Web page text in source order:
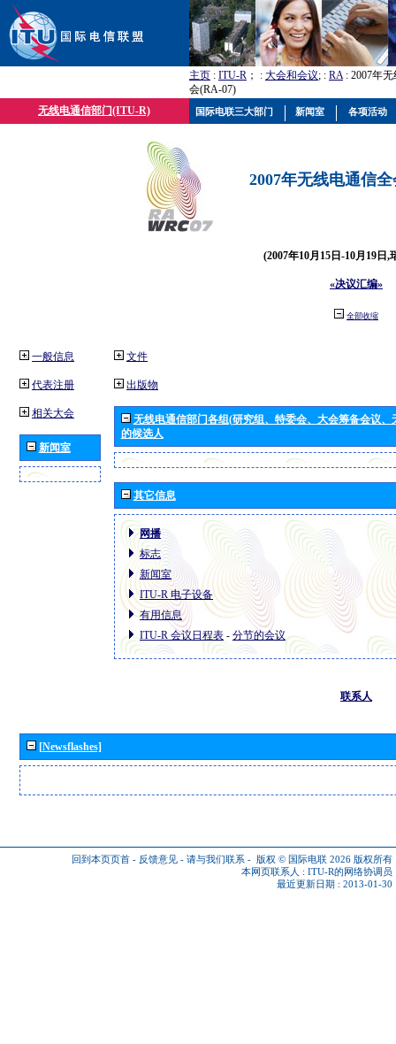
主页 : ITU-R ； : 大会和会议; : RA: 2007年
会(RA-07)
无线电通信部门(ITU-R)
2007年无线电通信
(2007年10月15日-10月19日,
«决议汇编»
全部收缩
一般信息
代表注册
相关大会
新闻室
文件
出版物
无线电通信部门各组(研究组、特委会、大会筹备会议
的候选人
其它信息
网播
标志
新闻室
ITU-R 电子设备
有用信息
ITU-R 会议日程表 - 分节的会议
联系人
[Newsflashes]
回到本页页首 - 反馈意见 - 请与我们联系 - 版权 © 国际电联 2026 版权所有
本网页联系人 : ITU-R的网络协调员
最近更新日期 : 2013-01-30
国际电联三大部门 新闻室 各项活动